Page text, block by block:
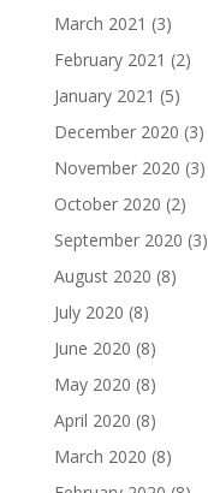
March 2021 (3)
February 2021 (2)
January 2021 (5)
December 2020 (3)
November 2020 (3)
October 2020 (2)
September 2020 (3)
August 2020 (8)
July 2020 (8)
June 2020 (8)
May 2020 (8)
April 2020 (8)
March 2020 (8)